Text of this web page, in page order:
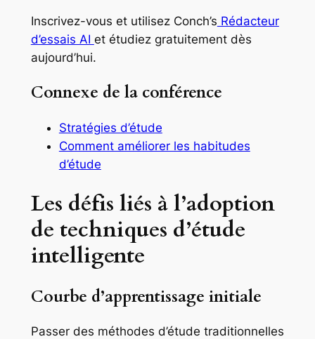
Inscrivez-vous et utilisez Conch’s Rédacteur
d’essais AI et étudiez gratuitement dès
aujourd’hui.
Connexe de la conférence
Stratégies d’étude
Comment améliorer les habitudes
d’étude
Les défis liés à l’adoption
de techniques d’étude
intelligente
Courbe d’apprentissage initiale
Passer des méthodes d’étude traditionnelles